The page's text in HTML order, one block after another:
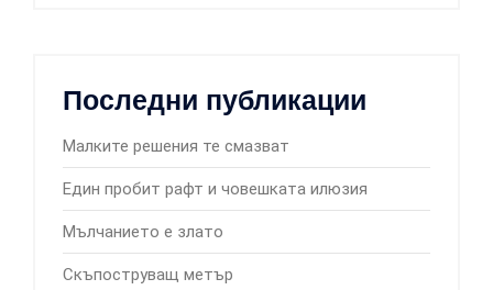
Последни публикации
Малките решения те смазват
Един пробит рафт и човешката илюзия
Мълчанието е злато
Скъпоструващ метър